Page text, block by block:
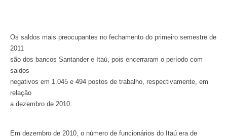
Os saldos mais preocupantes no fechamento do primeiro semestre de
2011
são dos bancos Santander e Itaú, pois encerraram o período com
saldos
negativos em 1.045 e 494 postos de trabalho, respectivamente, em
relação
a dezembro de 2010.
Em dezembro de 2010, o número de funcionários do Itaú era de